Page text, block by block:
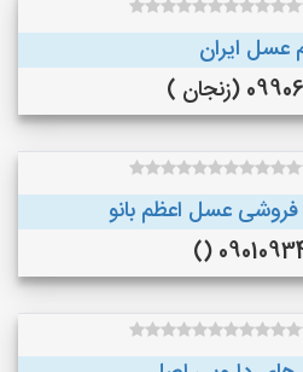
عسل ایران
(زنجان )
عسل اعظم بانو